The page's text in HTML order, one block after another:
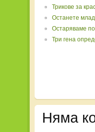
Трикове за
Останете
Остаряваме
Три генa
Няма